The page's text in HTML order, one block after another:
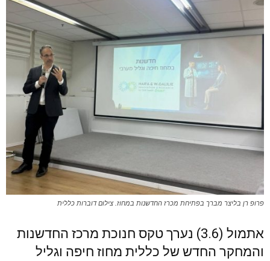
פרופ רן בליצר מברך בפתיחת מכרז החדשנות במחוז. צילום דוברות כללית
אתמול (3.6) נערך טקס חנוכת מרכז החדשנות
והמחקר החדש של כללית מחוז חיפה וגליל